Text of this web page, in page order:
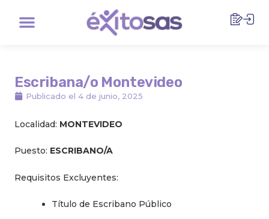
Menu
Escribana/o Montevideo
Publicado el 4 de junio, 2025
Localidad: MONTEVIDEO
Puesto: ESCRIBANO/A
Requisitos Excluyentes:
Título de Escribano Público